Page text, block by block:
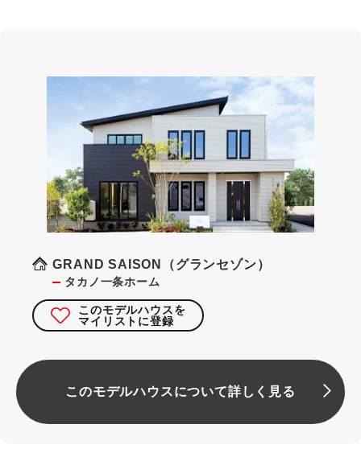
GRAND SAISON（グランセゾン）
タカノ一条ホーム
このモデルハウスを
マイリストに登録
このモデルハウスについて詳しく見る